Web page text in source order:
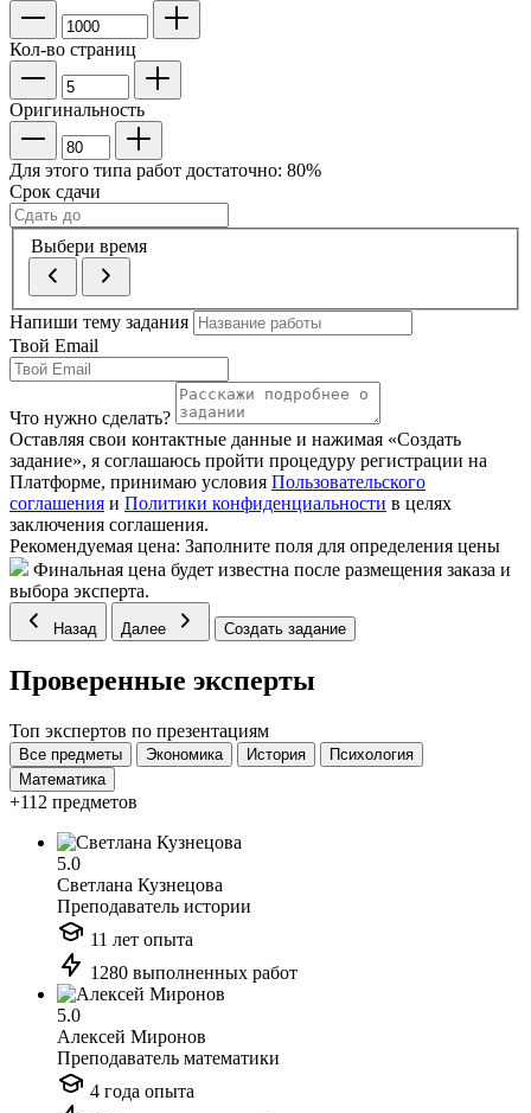
Кол-во страниц
Оригинальность
Для этого типа работ достаточно: 80%
Срок сдачи
Выбери время
Напиши тему задания
Твой Email
Что нужно сделать?
Оставляя свои контактные данные и нажимая «Создать
задание», я соглашаюсь пройти процедуру регистрации на
Платформе, принимаю условия Пользовательского
соглашения и Политики конфиденциальности в целях
заключения соглашения.
Рекомендуемая цена: Заполните поля для определения цены
Финальная цена будет известна после размещения заказа и
выбора эксперта.
Назад Далее Создать задание
Проверенные эксперты
Топ экспертов по презентациям
Все предметы Экономика История
Психология
Математика
+112 предметов
5.0
Светлана Кузнецова
Преподаватель истории
11 лет опыта
1280 выполненных работ
5.0
Алексей Миронов
Преподаватель математики
4 года опыта